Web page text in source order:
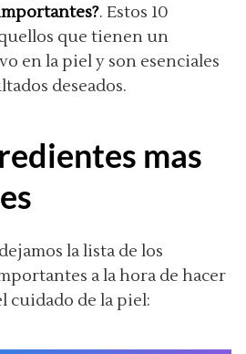
. Estos 10
que tienen un
en la piel y son esenciales
deseados.
mas
la lista de los
a la hora de hacer
cuidado de la piel: